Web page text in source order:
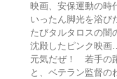
映画、安保運動の時
いったん脚光を浴び
たびタルタロスの闇
沈殿したピンク映
元気だぜ！ 若手の
と、ベテラン監督の